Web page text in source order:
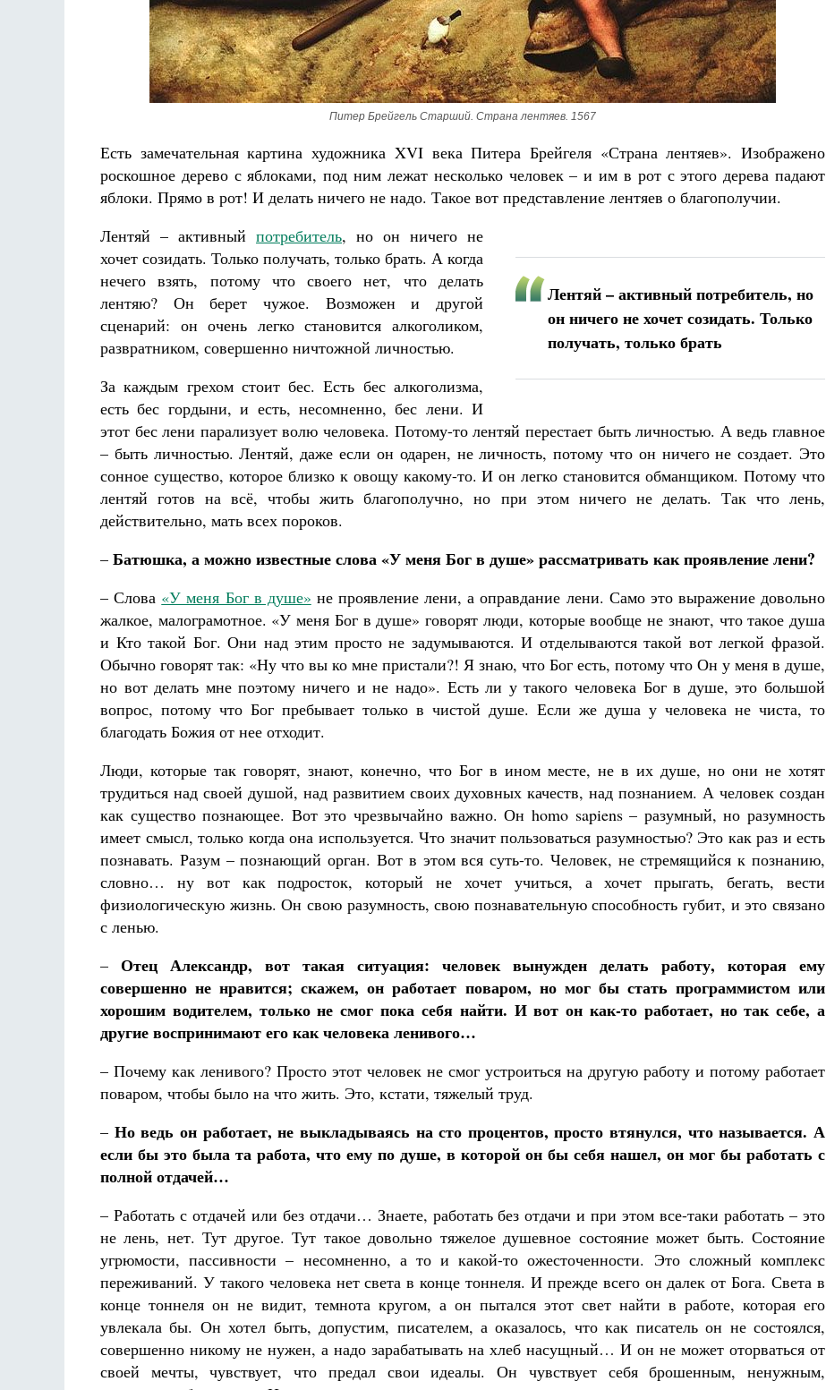
Питер Брейгель Старший. Страна лентяев. 1567
Есть замечательная картина художника XVI века Питера Брейгеля «Страна лентяев». Изображено
роскошное дерево с яблоками, под ним лежат несколько человек – и им в рот с этого дерева падают
яблоки. Прямо в рот! И делать ничего не надо. Такое вот представление лентяев о благополучии.
Лентяй – активный потребитель, но
он ничего не хочет созидать. Только
получать, только брать
Лентяй – активный потребитель, но он ничего не
хочет созидать. Только получать, только брать. А когда
нечего взять, потому что своего нет, что делать
лентяю? Он берет чужое. Возможен и другой
сценарий: он очень легко становится алкоголиком,
развратником, совершенно ничтожной личностью.
За каждым грехом стоит бес. Есть бес алкоголизма,
есть бес гордыни, и есть, несомненно, бес лени. И
этот бес лени парализует волю человека. Потому-то лентяй перестает быть личностью. А ведь главное
– быть личностью. Лентяй, даже если он одарен, не личность, потому что он ничего не создает. Это
сонное существо, которое близко к овощу какому-то. И он легко становится обманщиком. Потому что
лентяй готов на всё, чтобы жить благополучно, но при этом ничего не делать. Так что лень,
действительно, мать всех пороков.
– Батюшка, а можно известные слова «У меня Бог в душе» рассматривать как проявление лени?
– Слова «У меня Бог в душе» не проявление лени, а оправдание лени. Само это выражение довольно
жалкое, малограмотное. «У меня Бог в душе» говорят люди, которые вообще не знают, что такое душа
и Кто такой Бог. Они над этим просто не задумываются. И отделываются такой вот легкой фразой.
Обычно говорят так: «Ну что вы ко мне пристали?! Я знаю, что Бог есть, потому что Он у меня в душе,
но вот делать мне поэтому ничего и не надо». Есть ли у такого человека Бог в душе, это большой
вопрос, потому что Бог пребывает только в чистой душе. Если же душа у человека не чиста, то
благодать Божия от нее отходит.
Люди, которые так говорят, знают, конечно, что Бог в ином месте, не в их душе, но они не хотят
трудиться над своей душой, над развитием своих духовных качеств, над познанием. А человек создан
как существо познающее. Вот это чрезвычайно важно. Он homo sapiens – разумный, но разумность
имеет смысл, только когда она используется. Что значит пользоваться разумностью? Это как раз и есть
познавать. Разум – познающий орган. Вот в этом вся суть-то. Человек, не стремящийся к познанию,
словно… ну вот как подросток, который не хочет учиться, а хочет прыгать, бегать, вести
физиологическую жизнь. Он свою разумность, свою познавательную способность губит, и это связано
с ленью.
– Отец Александр, вот такая ситуация: человек вынужден делать работу, которая ему
совершенно не нравится; скажем, он работает поваром, но мог бы стать программистом или
хорошим водителем, только не смог пока себя найти. И вот он как-то работает, но так себе, а
другие воспринимают его как человека ленивого…
– Почему как ленивого? Просто этот человек не смог устроиться на другую работу и потому работает
поваром, чтобы было на что жить. Это, кстати, тяжелый труд.
– Но ведь он работает, не выкладываясь на сто процентов, просто втянулся, что называется. А
если бы это была та работа, что ему по душе, в которой он бы себя нашел, он мог бы работать с
полной отдачей…
– Работать с отдачей или без отдачи… Знаете, работать без отдачи и при этом все-таки работать – это
не лень, нет. Тут другое. Тут такое довольно тяжелое душевное состояние может быть. Состояние
угрюмости, пассивности – несомненно, а то и какой-то ожесточенности. Это сложный комплекс
переживаний. У такого человека нет света в конце тоннеля. И прежде всего он далек от Бога. Света в
конце тоннеля он не видит, темнота кругом, а он пытался этот свет найти в работе, которая его
увлекала бы. Он хотел быть, допустим, писателем, а оказалось, что как писатель он не состоялся,
совершенно никому не нужен, а надо зарабатывать на хлеб насущный… И он не может оторваться от
своей мечты, чувствует, что предал свои идеалы. Он чувствует себя брошенным, ненужным,